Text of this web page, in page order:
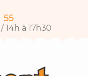
55
14h à 17h30